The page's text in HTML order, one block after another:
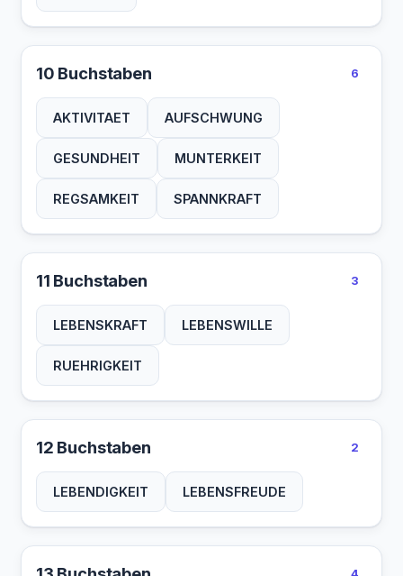
10 Buchstaben 6
AKTIVITAET AUFSCHWUNG
GESUNDHEIT MUNTERKEIT
REGSAMKEIT SPANNKRAFT
11 Buchstaben 3
LEBENSKRAFT LEBENSWILLE
RUEHRIGKEIT
12 Buchstaben 2
LEBENDIGKEIT LEBENSFREUDE
4